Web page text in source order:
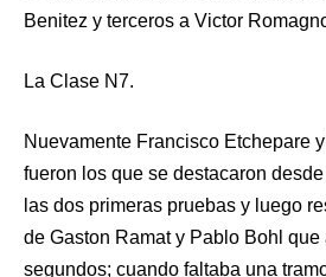
Benitez y terceros a Victor
La Clase N7.
Nuevamente Francisco Etchepare
fueron los que se destacaron
las dos primeras pruebas y luego
de Gaston Ramat y Pablo Bohl
segundos; cuando faltaba una